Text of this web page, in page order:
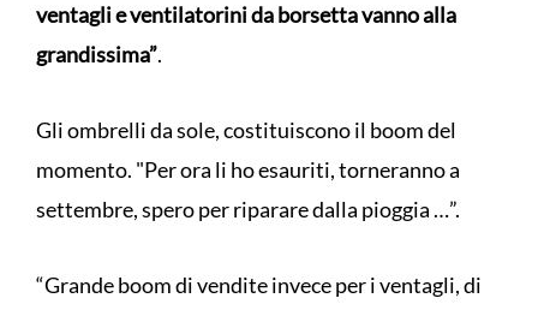
ventagli e ventilatorini da borsetta vanno alla
grandissima”.
Gli ombrelli da sole, costituiscono il boom del
momento. "Per ora li ho esauriti, torneranno a
settembre, spero per riparare dalla pioggia …”.
“Grande boom di vendite invece per i ventagli, di